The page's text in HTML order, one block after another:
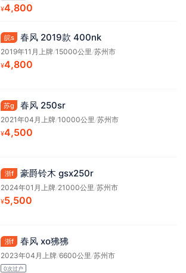
¥4,800
皖s 春风 2019款 400nk
2019年11月上牌/15000公里 /苏州市
¥4,800
苏g 春风 250sr
2021年04月上牌/10000公里 /苏州市
¥4,500
浙f 豪爵铃木 gsx250r
2024年01月上牌/21000公里 /苏州市
¥5,500
浙f 春风 xo狒狒
2023年04月上牌/6600公里 /苏州市
0次过户